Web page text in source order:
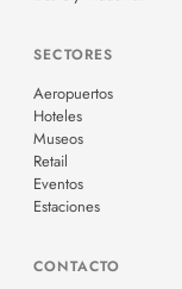
SECTORES
Aeropuertos
Hoteles
Museos
Retail
Eventos
Estaciones
CONTACTO